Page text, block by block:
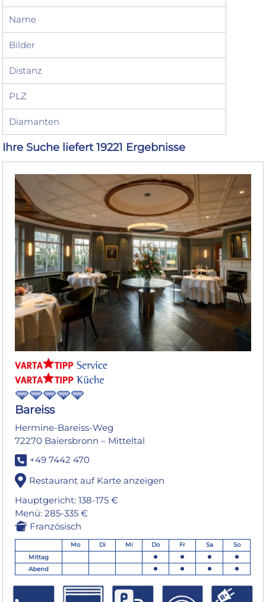
Name
Bilder
Distanz
PLZ
Diamanten
Ihre Suche liefert 19221 Ergebnisse
Bareiss
Hermine-Bareiss-Weg
72270 Baiersbronn – Mitteltal
+49 7442 470
Restaurant auf Karte anzeigen
Hauptgericht: 138-175 €
Menü: 285-335 €
Französisch
Mo Di Mi Do Fr Sa
So
Mittag
Abend